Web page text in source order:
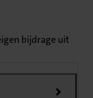
bijdrage uit